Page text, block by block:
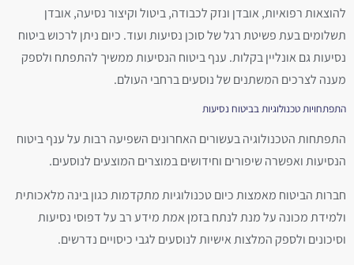
להוצאות רפואיות, אובדן ונזק לכבודה, ביטול וקיצור נסיעה, אובדן
תשלומים בעת פשיטת רגל של סוכן נסיעות ועוד. כיום ניתן לרכוש ביטוח
נסיעות גם אונליין בקלות. ענף ביטוח הנסיעות ממשיך להתפתח ולספק
מענה לצרכים המשתנים של נוסעים ברחבי העולם.
התפתחויות טכנולוגיות בביטוח נסיעות
התפתחות הטכנולוגיה בעשורים האחרונים השפיעה רבות על ענף ביטוח
הנסיעות ואפשרה שיפורים וחידושים במוצרים המוצעים לנוסעים.
חברות הביטוח מאמצות כיום טכנולוגיות מתקדמות כגון בינה מלאכותית
ולמידת מכונה על מנת לנתח בזמן אמת מידע רב על דפוסי נסיעות
וסיכונים ולספק המלצות אישיות לנוסעים לגבי כיסויים נדרשים.